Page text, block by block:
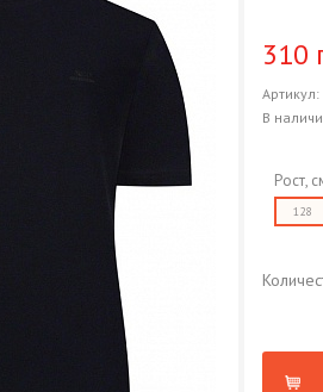
310
Артикул:
В
Рост,
128